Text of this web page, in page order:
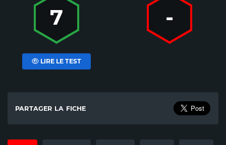
7
LIRE LE TEST
-
PARTAGER LA FICHE